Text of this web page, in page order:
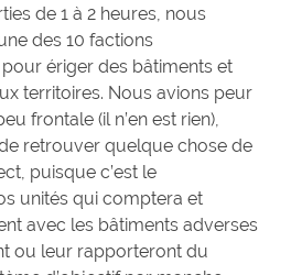
de 1 à 2 heures, nous
des 10 factions
ériger des bâtiments et
territoires. Nous avions peur
frontale (il n’en est rien),
retrouver quelque chose de
puisque c’est le
unités qui comptera et
avec les bâtiments adverses
ou leur rapporteront du